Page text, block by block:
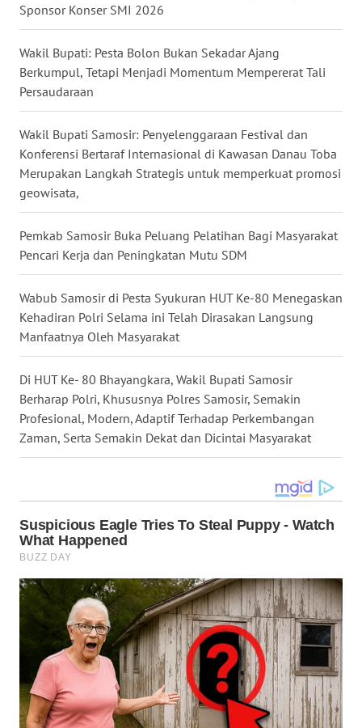
Sponsor Konser SMI 2026
Wakil Bupati: Pesta Bolon Bukan Sekadar Ajang
Berkumpul, Tetapi Menjadi Momentum Mempererat Tali
Persaudaraan
Wakil Bupati Samosir: Penyelenggaraan Festival dan
Konferensi Bertaraf Internasional di Kawasan Danau Toba
Merupakan Langkah Strategis untuk memperkuat promosi
geowisata,
Pemkab Samosir Buka Peluang Pelatihan Bagi Masyarakat
Pencari Kerja dan Peningkatan Mutu SDM
Wabub Samosir di Pesta Syukuran HUT Ke-80 Menegaskan
Kehadiran Polri Selama ini Telah Dirasakan Langsung
Manfaatnya Oleh Masyarakat
Di HUT Ke- 80 Bhayangkara, Wakil Bupati Samosir
Berharap Polri, Khususnya Polres Samosir, Semakin
Profesional, Modern, Adaptif Terhadap Perkembangan
Zaman, Serta Semakin Dekat dan Dicintai Masyarakat
WN DELI
SERDANG
WN
TEBING
WN
PAKPAK
WN
WN
BOGOR
WN
DEPOK
WN
WN
SAMOSIR
WN
PADANG
LAWAS
WN
SUMEDANG
WN